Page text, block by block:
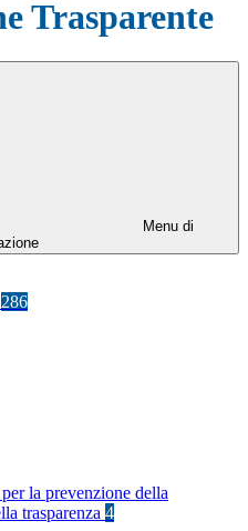
Trasparente
Menu di
286
la prevenzione della
trasparenza 4